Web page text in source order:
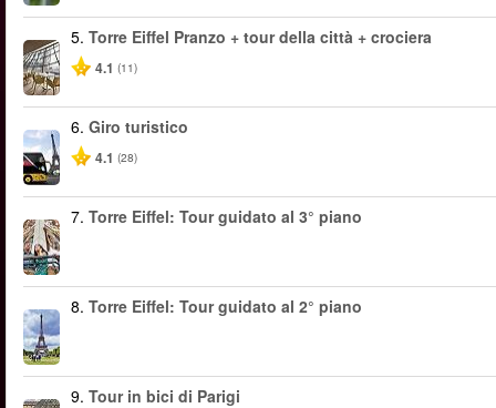
5. Torre Eiffel Pranzo + tour della città + crociera
4.1 (11)
6. Giro turistico
4.1 (28)
7. Torre Eiffel: Tour guidato al 3° piano
8. Torre Eiffel: Tour guidato al 2° piano
9. Tour in bici di Parigi